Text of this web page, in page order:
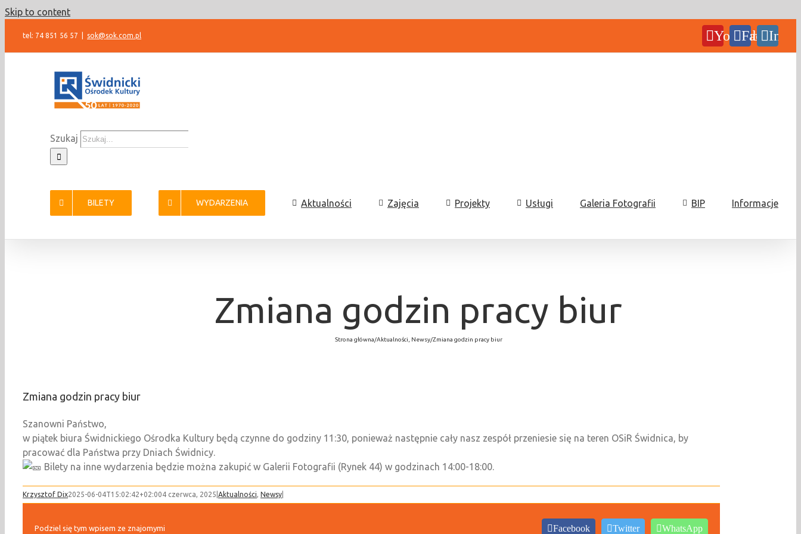
Skip to content
tel: 74 851 56 57 sok@sok.com.pl YouTubeFacebook
Szukaj
BILETY WYDARZENIA Aktualności Zajęcia Projekty Usługi Galeria Fotografii BIP Informacje
Zmiana godzin pracy biur
Strona główna/Aktualności Newsy/Zmiana godzin pracy biur
Zmiana godzin pracy biur
Szanowni Państwo,
w piątek biura Świdnickiego Ośrodka Kultury będą czynne do godziny 11:30, ponieważ następnie cały nasz zespół przeniesie się na teren OSiR Świdnica, by
pracować dla Państwa przy Dniach Świdnicy.
Bilety na inne wydarzenia będzie można zakupić w Galerii Fotografii (Rynek 44) w godzinach 14:00-18:00.
Krzysztof Dix2025-06-04T15:02:42+02:004 czerwca, 2025 Aktualności, Newsy
Podziel się tym wpisem ze znajomymi Facebook Twitter WhatsApp